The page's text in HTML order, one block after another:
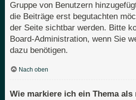
Gruppe von Benutzern
die Beiträge erst begutachten
der Seite sichtbar werden. Bitte
Board-Administration, wenn Sie
dazu benötigen.
Nach oben
Wie markiere ich ein Thema als